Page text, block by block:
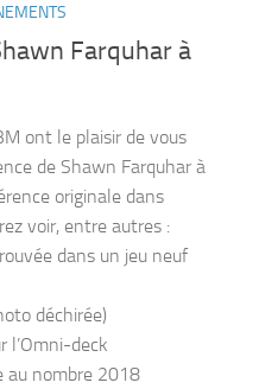
Farquhar à
ont le plaisir de vous
de Shawn Farquhar à
originale dans
voir, entre autres :
dans un jeu neuf
déchirée)
l’Omni-deck
au nombre 2018